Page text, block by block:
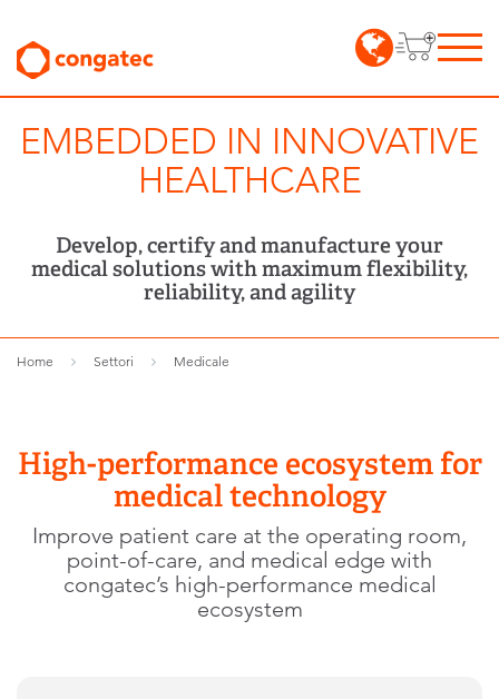
EMBEDDED IN INNOVATIVE
HEALTHCARE
Develop, certify and manufacture your
medical solutions with maximum flexibility,
reliability, and agility
Home Settori Medicale
High-performance ecosystem for
medical technology
Improve patient care at the operating room,
point-of-care, and medical edge with
congatec’s high-performance medical
ecosystem